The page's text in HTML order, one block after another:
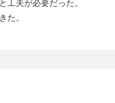
工夫が必要だった。
た。